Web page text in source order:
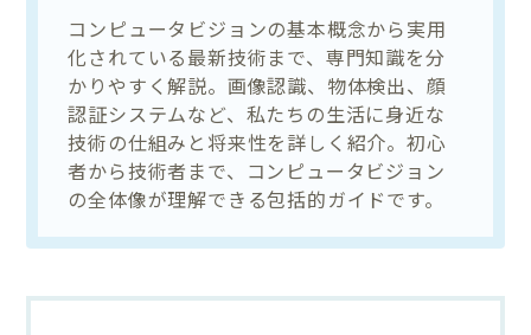
コンピュータビジョンの基本概念から実用
化されている最新技術まで、専門知識を分
かりやすく解説。画像認識、物体検出、顔
認証システムなど、私たちの生活に身近な
技術の仕組みと将来性を詳しく紹介。初心
者から技術者まで、コンピュータビジョン
の全体像が理解できる包括的ガイドです。